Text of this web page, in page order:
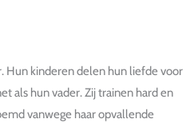
Hun kinderen delen hun liefde voor
als hun vader. Zij trainen hard en
vanwege haar opvallende